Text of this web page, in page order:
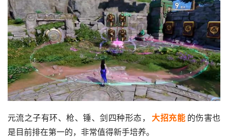
元流之子有环、枪、锤、剑四种形态， 大招充能 的伤害也
是目前排在第一的，非常值得新手培养。